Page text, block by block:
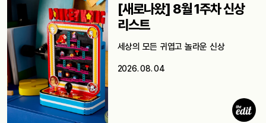
[새로나왔] 8월 1주차 신상
리스트
세상의 모든 귀엽고 놀라운 신상
2026. 08. 04